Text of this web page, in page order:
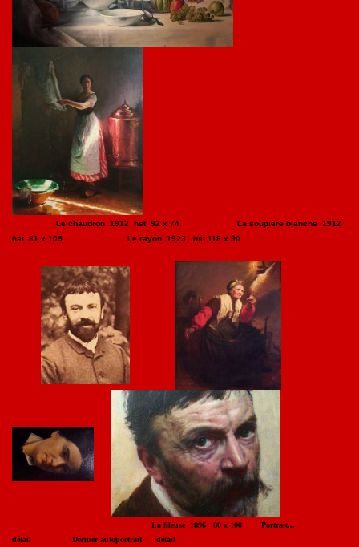
Le chaudron 1912 hst 92 x 74 La soupière blanche 1912
hst 81 x 105 Le rayon 1923 hst 118 x 90
La fileuse 1896 80 x 100 Portrait...
détail Dernier autoportrait détail